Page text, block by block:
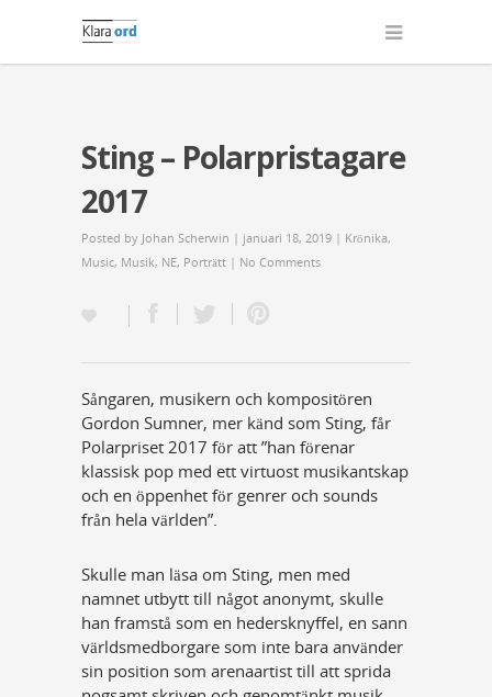
Sting – Polarpristagare
2017
Posted by Johan Scherwin | januari 18, 2019 | Krönika,
Music, Musik, NE, Porträtt | No Comments
Sångaren, musikern och kompositören
Gordon Sumner, mer känd som Sting, får
Polarpriset 2017 för att ”han förenar
klassisk pop med ett virtuost musikantskap
och en öppenhet för genrer och sounds
från hela världen”.
Skulle man läsa om Sting, men med
namnet utbytt till något anonymt, skulle
han framstå som en hedersknyffel, en sann
världsmedborgare som inte bara använder
sin position som arenaartist till att sprida